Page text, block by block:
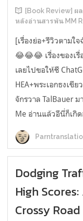
[Book Review] ผ
หลังอ่านสารพัน MM
[เรื่องย่อ+รีวิวตาม
😂😂😂 เรื่องของเรื่
เลยไปขอให้ชี
HEA+พระเอกธงเขี
จักรวาล TalBauer
Me อ่านแล้วอีนี่ก็เกิด
Dodging
High
Crossy Road